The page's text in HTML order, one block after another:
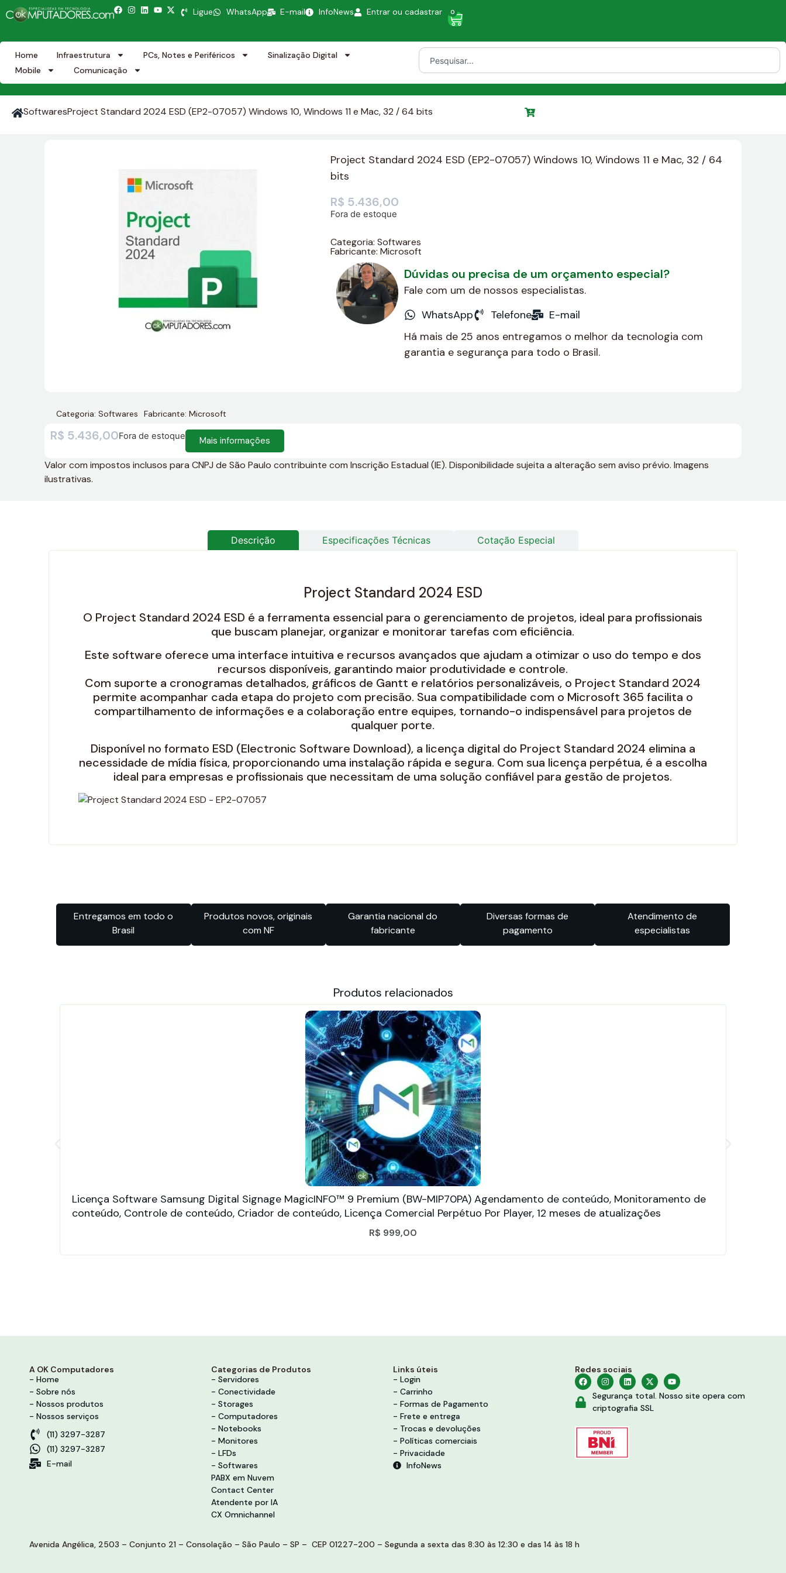
Ligue WhatsApp E-mail InfoNews Entrar ou cadastrar 0
Home Infraestrutura PCs, Notes e Periféricos
Sinalização Digital
Mobile
Comunicação
SoftwaresProject Standard 2024 ESD (EP2-07057) Windows 10, Windows 11 e Mac, 32 / 64 bits
Project Standard 2024 ESD (EP2-07057) Windows 10, Windows 11 e Mac, 32 / 64
bits
R$ 5.436,00
Fora de estoque
Categoria: Softwares
Fabricante: Microsoft
Dúvidas ou precisa de um orçamento especial?
Fale com um de nossos especialistas.
WhatsApp
Telefone
E-mail
Há mais de 25 anos entregamos o melhor da tecnologia com
garantia e segurança para todo o Brasil.
Categoria:Softwares Fabricante:Microsoft
R$ 5.436,00Fora de estoque Mais informações
Valor com impostos inclusos para CNPJ de São Paulo contribuinte com Inscrição Estadual (IE). Disponibilidade sujeita a alteração sem aviso prévio. Imagens
ilustrativas.
Descrição Especificações Técnicas Cotação Especial
Project Standard 2024 ESD
O Project Standard 2024 ESD é a ferramenta essencial para o gerenciamento de projetos, ideal para profissionais
que buscam planejar, organizar e monitorar tarefas com eficiência.
Este software oferece uma interface intuitiva e recursos avançados que ajudam a otimizar o uso do tempo e dos
recursos disponíveis, garantindo maior produtividade e controle.
Com suporte a cronogramas detalhados, gráficos de Gantt e relatórios personalizáveis, o Project Standard 2024
permite acompanhar cada etapa do projeto com precisão. Sua compatibilidade com o Microsoft 365 facilita o
compartilhamento de informações e a colaboração entre equipes, tornando-o indispensável para projetos de
qualquer porte.
Disponível no formato ESD (Electronic Software Download), a licença digital do Project Standard 2024 elimina a
necessidade de mídia física, proporcionando uma instalação rápida e segura. Com sua licença perpétua, é a escolha
ideal para empresas e profissionais que necessitam de uma solução confiável para gestão de projetos.
Entregamos em todo o
Brasil
Produtos novos, originais
com NF
Garantia nacional do
fabricante
Diversas formas de
pagamento
Atendimento de
especialistas
Produtos relacionados
Licença Software Samsung Digital Signage MagicINFO™ 9 Premium (BW-MIP70PA) Agendamento de conteúdo, Monitoramento de
conteúdo, Controle de conteúdo, Criador de conteúdo, Licença Comercial Perpétuo Por Player, 12 meses de atualizações
R$ 999,00
A OK Computadores
- Home
- Sobre nós
- Nossos produtos
- Nossos serviços
(11) 3297-3287
(11) 3297-3287
E-mail
Categorias de Produtos
- Servidores
- Conectividade
- Storages
- Computadores
- Notebooks
- Monitores
- LFDs
- Softwares
PABX em Nuvem
Contact Center
Atendente por IA
CX Omnichannel
Links úteis
- Login
- Carrinho
- Formas de Pagamento
- Frete e entrega
- Trocas e devoluções
- Políticas comerciais
- Privacidade
InfoNews
Redes sociais
Segurança total. Nosso site opera com
criptografia SSL
Avenida Angélica, 2503 – Conjunto 21 – Consolação – São Paulo – SP – CEP 01227-200 – Segunda a sexta das 8:30 às 12:30 e das 14 às 18 h